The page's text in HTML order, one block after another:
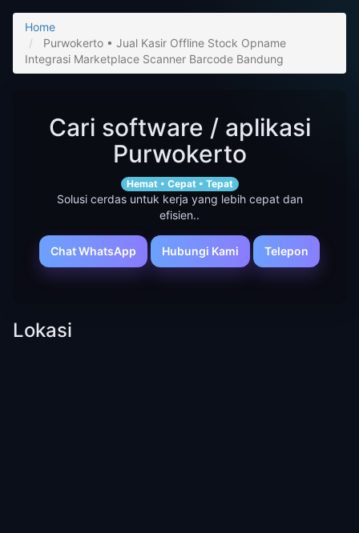
Home
Purwokerto • Jual Kasir Offline Stock Opname
Integrasi Marketplace Scanner Barcode Bandung
Cari software / aplikasi
Purwokerto
Hemat • Cepat • Tepat
Solusi cerdas untuk kerja yang lebih cepat dan
efisien..
Chat WhatsApp Hubungi Kami Telepon
Lokasi